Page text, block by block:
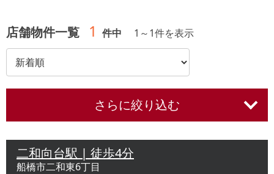
店舗物件一覧 1 件中 1 ～1件を表示
さらに絞り込む
二和向台駅 | 徒歩4分
船橋市二和東6丁目